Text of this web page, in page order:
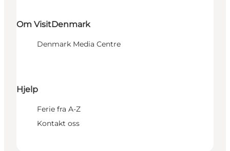
Om VisitDenmark
Denmark Media Centre
Hjelp
Ferie fra A-Z
Kontakt oss